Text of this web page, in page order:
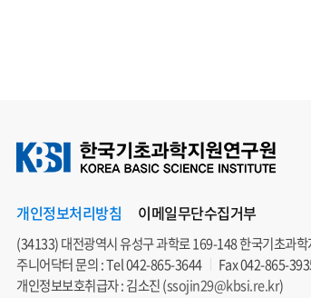
개인정보처리방침 이메일무단수집거부
(34133) 대전광역시 유성구 과학로 169-148 한국기초과
주니어닥터 문의 : Tel042-865-3644 Fax 042-865-
개인정보보호취급자 : 김소진 (ssojin29@kbsi.re.kr)